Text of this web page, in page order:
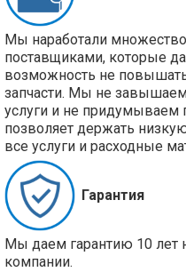
Мы наработали
поставщиками, которые
возможность не
запчасти. Мы не
услуги и не придумываем
позволяет держать
все услуги и расходные
Гарантия
Мы даем гарантию 10 лет
компании.